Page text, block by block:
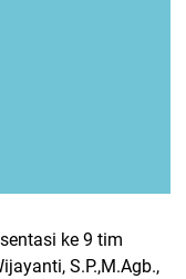
ke 9 tim
S.P.,M.Agb.,